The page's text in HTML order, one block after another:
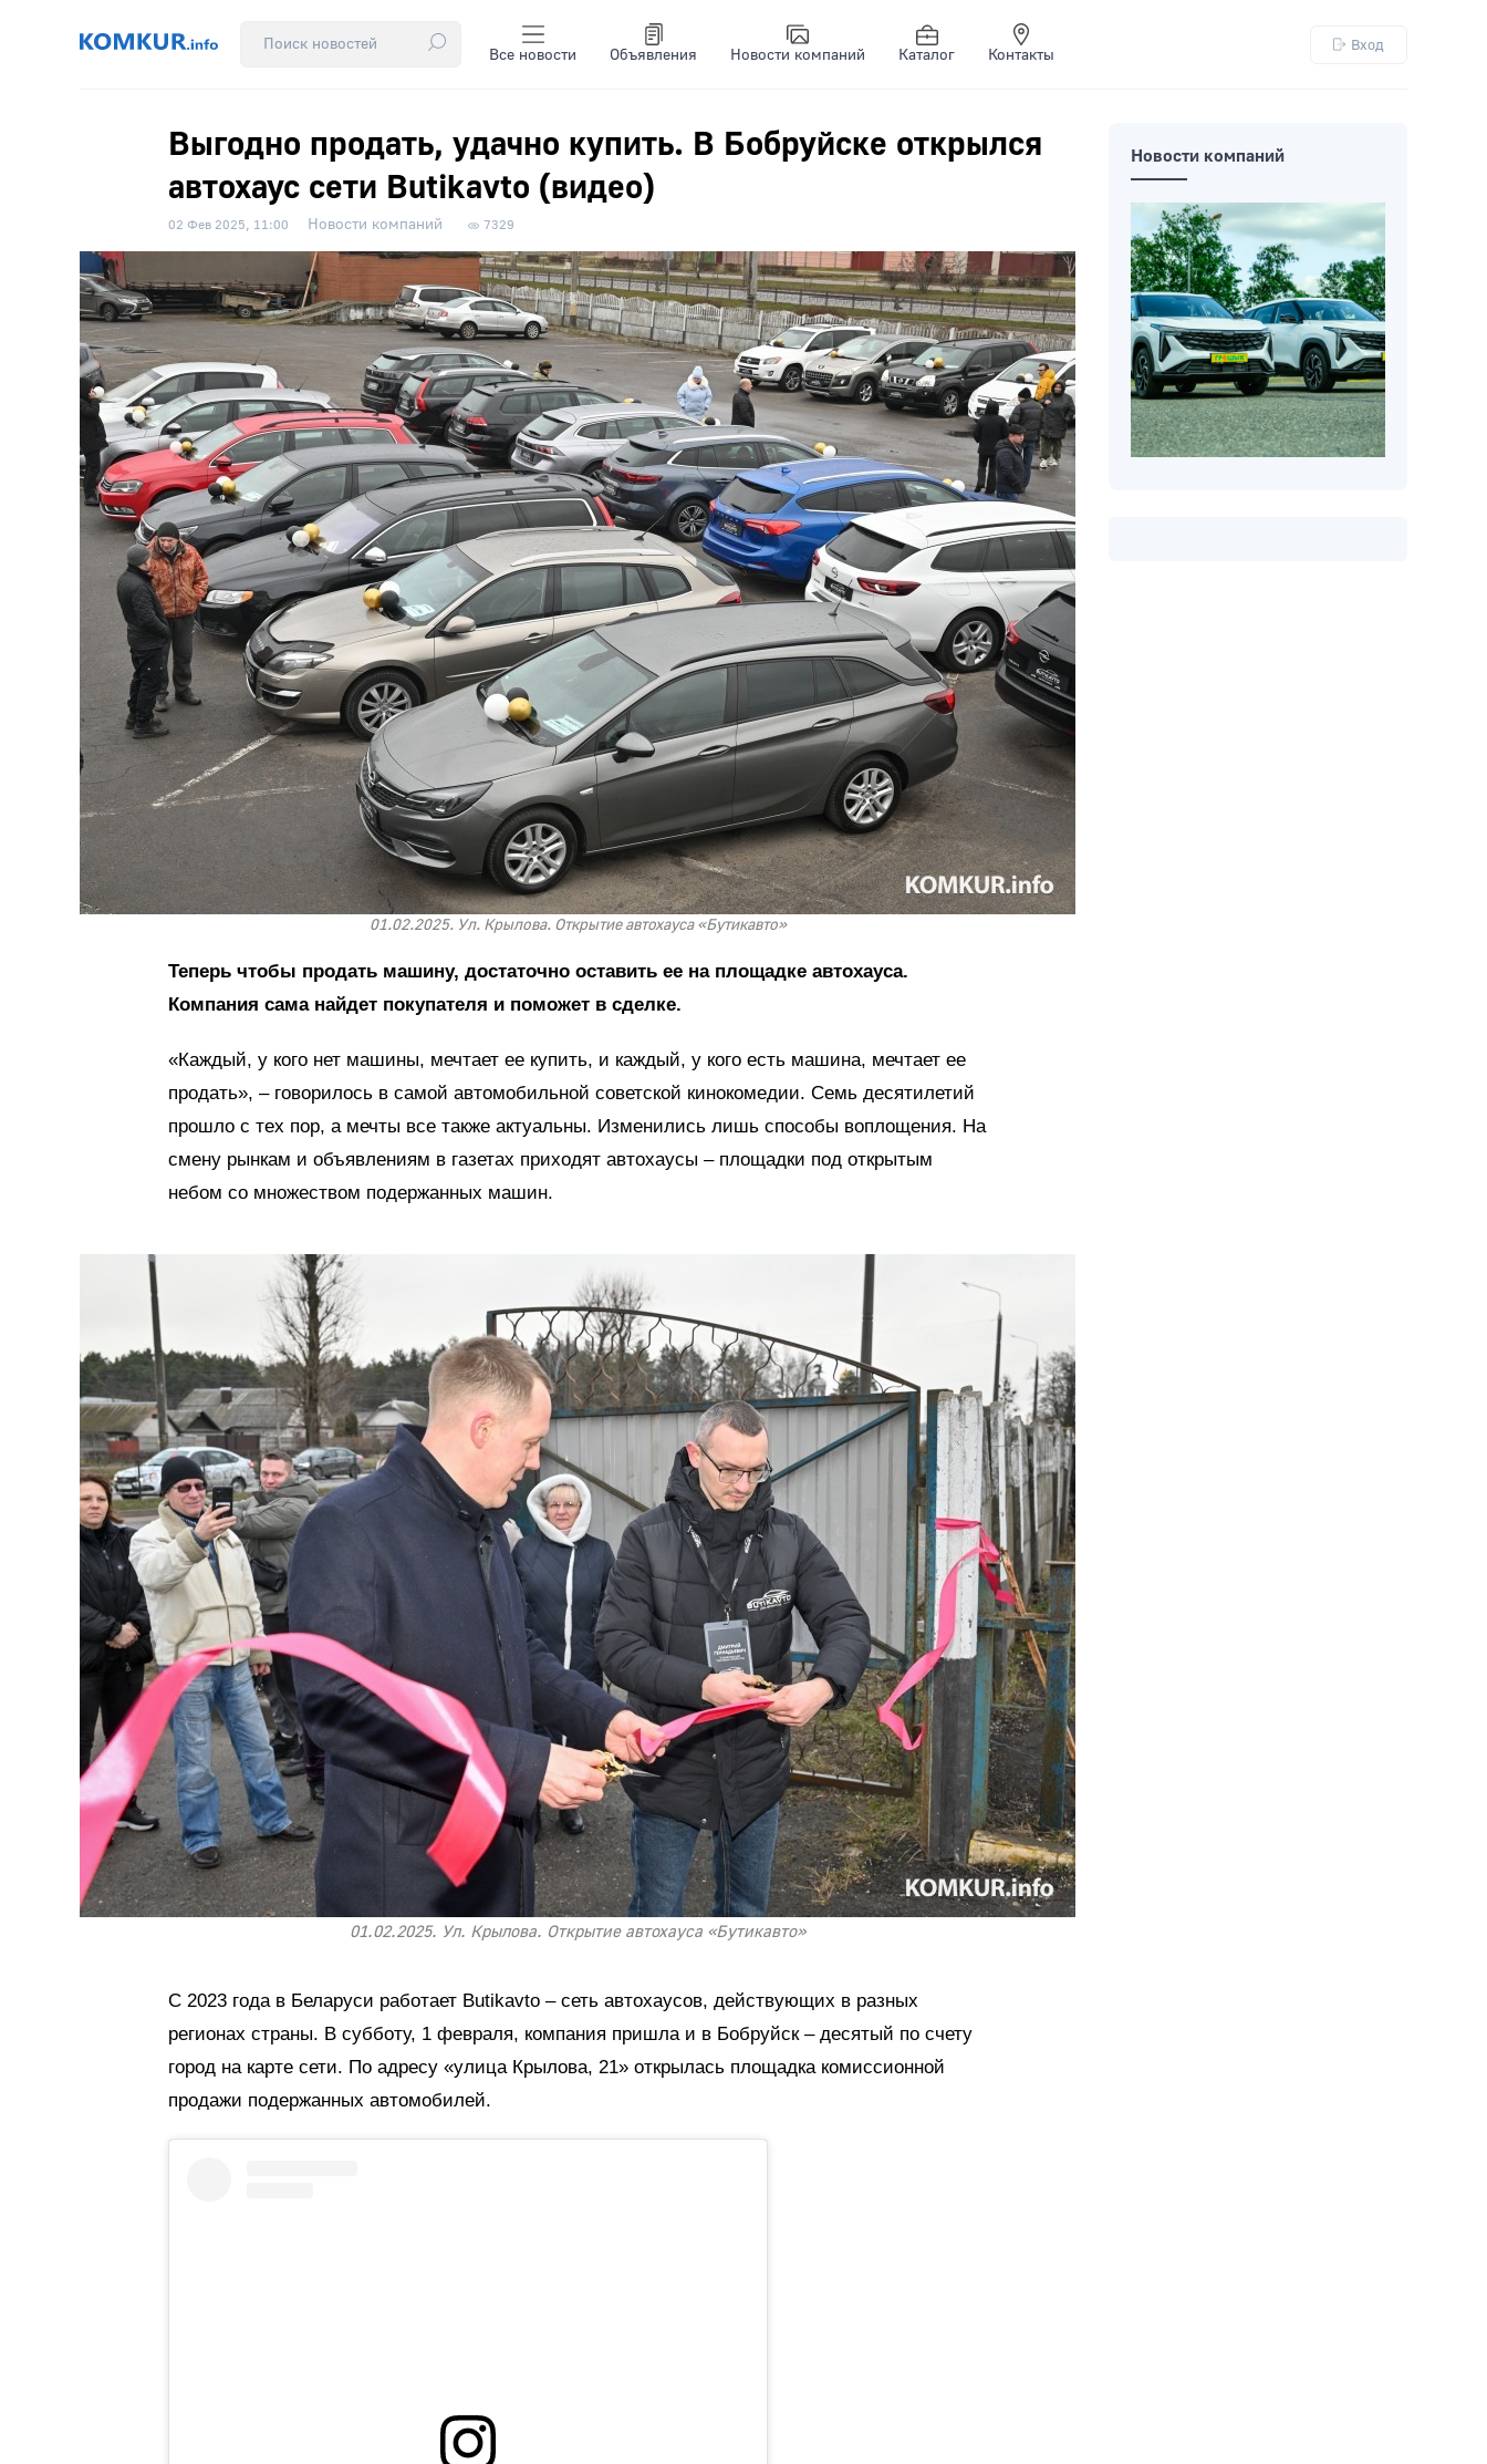
Все новости Объявления Новости компаний Каталог Контакты
Вход
Выгодно продать, удачно купить. В Бобруйске открылся
автохаус сети Butikavto (видео)
02 Фев 2025, 11:00 Новости компаний 7329
01.02.2025. Ул. Крылова. Открытие автохауса «Бутикавто»
Теперь чтобы продать машину, достаточно оставить ее на площадке автохауса.
Компания сама найдет покупателя и поможет в сделке.
«Каждый, у кого нет машины, мечтает ее купить, и каждый, у кого есть машина, мечтает ее
продать», – говорилось в самой автомобильной советской кинокомедии. Семь десятилетий
прошло с тех пор, а мечты все также актуальны. Изменились лишь способы воплощения. На
смену рынкам и объявлениям в газетах приходят автохаусы – площадки под открытым
небом со множеством подержанных машин.
01.02.2025. Ул. Крылова. Открытие автохауса «Бутикавто»
С 2023 года в Беларуси работает Butikavto – сеть автохаусов, действующих в разных
регионах страны. В субботу, 1 февраля, компания пришла и в Бобруйск – десятый по счету
город на карте сети. По адресу «улица Крылова, 21» открылась площадка комиссионной
продажи подержанных автомобилей.
Новости компаний